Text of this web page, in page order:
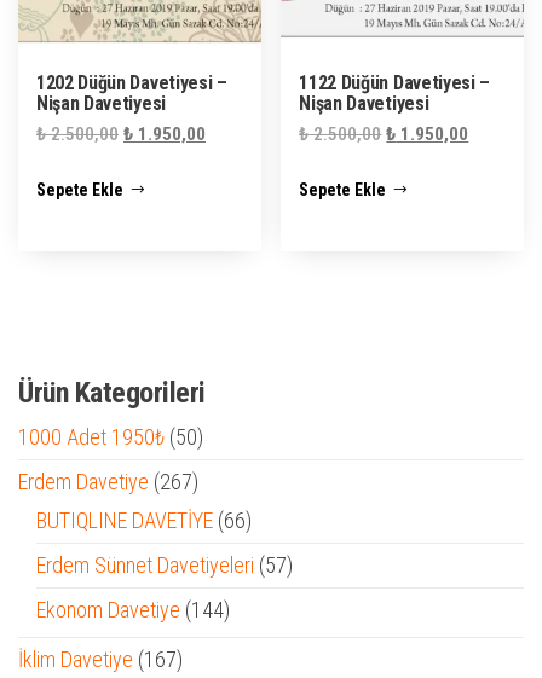
1202 Düğün Davetiyesi –
Nişan Davetiyesi
₺2.500,00 Orijinal
₺ 2.500,00.
₺ 1.950,00
Sepete Ekle
1122 Düğün Davetiyesi –
Nişan Davetiyesi
₺2.500,00 Orijinal
₺ 2.500,00.
₺ 1.950,00
Sepete Ekle
Ürün Kategorileri
1000 Adet 1950₺ 5050
Erdem Davetiye 267267
ürün
BUTIQLINE DAVETİYE 6666
ürün
Erdem Sünnet Davetiyeleri 5757
Ekonom Davetiye 144144
İklim Davetiye 167167